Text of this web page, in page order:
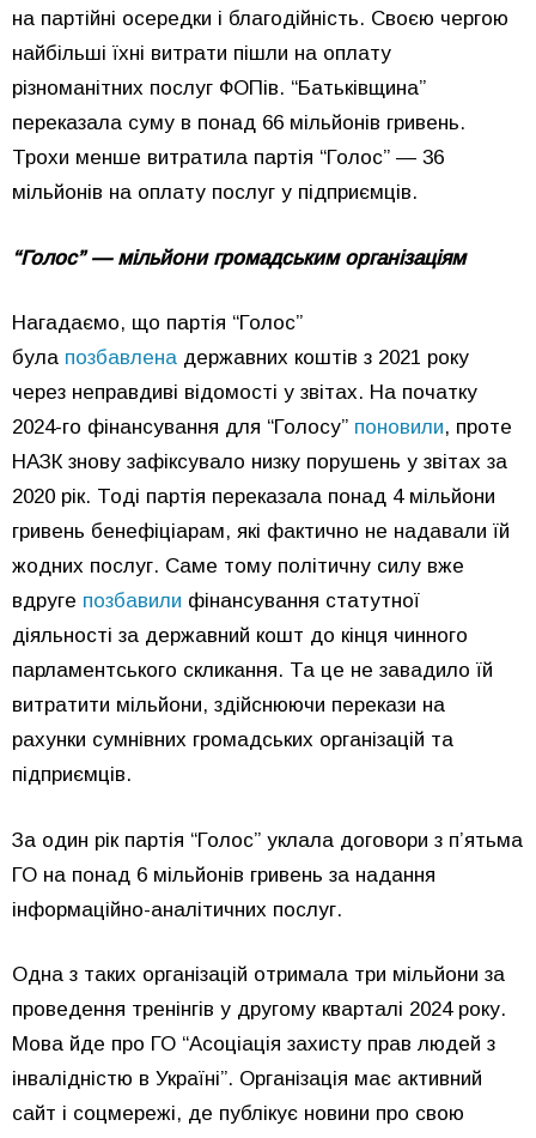
на партійні осередки і благодійність. Своєю чергою
найбільші їхні витрати пішли на оплату
різноманітних послуг ФОПів. “Батьківщина”
переказала суму в понад 66 мільйонів гривень.
Трохи менше витратила партія “Голос” — 36
мільйонів на оплату послуг у підприємців.
“Голос” — мільйони громадським організаціям
Нагадаємо, що партія “Голос”
була позбавлена державних коштів з 2021 року
через неправдиві відомості у звітах. На початку
2024-го фінансування для “Голосу” поновили, проте
НАЗК знову зафіксувало низку порушень у звітах за
2020 рік. Тоді партія переказала понад 4 мільйони
гривень бенефіціарам, які фактично не надавали їй
жодних послуг. Саме тому політичну силу вже
вдруге позбавили фінансування статутної
діяльності за державний кошт до кінця чинного
парламентського скликання. Та це не завадило їй
витратити мільйони, здійснюючи перекази на
рахунки сумнівних громадських організацій та
підприємців.
За один рік партія “Голос” уклала договори з пʼятьма
ГО на понад 6 мільйонів гривень за надання
інформаційно-аналітичних послуг.
Одна з таких організацій отримала три мільйони за
проведення тренінгів у другому кварталі 2024 року.
Мова йде про ГО “Асоціація захисту прав людей з
інвалідністю в Україні”. Організація має активний
сайт і соцмережі, де публікує новини про свою